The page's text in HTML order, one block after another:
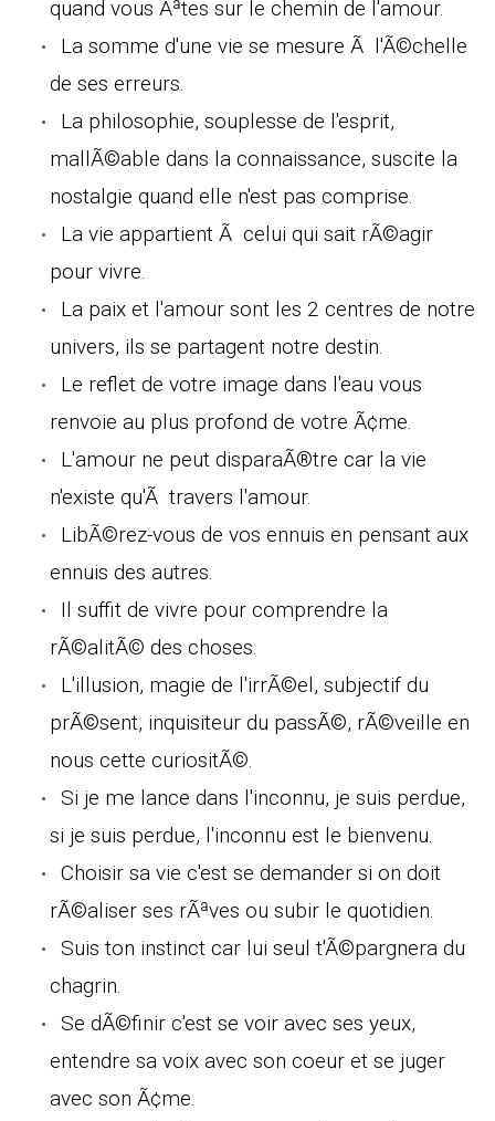
quand vous Ãªtes sur le chemin de l'amour.
La somme d'une vie se mesure Ã l'Ã©chelle
de ses erreurs.
La philosophie, souplesse de l'esprit,
mallÃ©able dans la connaissance, suscite la
nostalgie quand elle n'est pas comprise.
La vie appartient Ã celui qui sait rÃ©agir
pour vivre.
La paix et l'amour sont les 2 centres de notre
univers, ils se partagent notre destin.
Le reflet de votre image dans l'eau vous
renvoie au plus profond de votre Ã¢me.
L'amour ne peut disparaÃ®tre car la vie
n'existe qu'Ã travers l'amour.
LibÃ©rez-vous de vos ennuis en pensant aux
ennuis des autres.
Il suffit de vivre pour comprendre la
rÃ©alitÃ© des choses.
L'illusion, magie de l'irrÃ©el, subjectif du
prÃ©sent, inquisiteur du passÃ©, rÃ©veille en
nous cette curiositÃ©.
Si je me lance dans l'inconnu, je suis perdue,
si je suis perdue, l'inconnu est le bienvenu.
Choisir sa vie c'est se demander si on doit
rÃ©aliser ses rÃªves ou subir le quotidien.
Suis ton instinct car lui seul t'Ã©pargnera du
chagrin.
Se dÃ©finir c'est se voir avec ses yeux,
entendre sa voix avec son coeur et se juger
avec son Ã¢me.